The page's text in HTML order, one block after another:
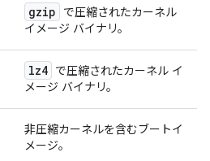
gzip
で圧縮されたカーネル
イメージ バイナリ。
lz4 で圧縮されたカーネル イ
メージ バイナリ。
非圧縮カーネルを含むブートイ
メージ。